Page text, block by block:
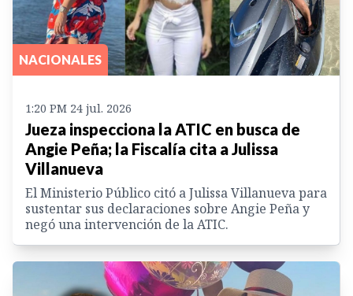
NACIONALES
1:20 PM 24 jul. 2026
Jueza inspecciona la ATIC en busca de
Angie Peña; la Fiscalía cita a Julissa
Villanueva
El Ministerio Público citó a Julissa Villanueva para
sustentar sus declaraciones sobre Angie Peña y
negó una intervención de la ATIC.